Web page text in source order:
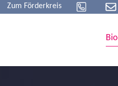
Zum Förderkreis